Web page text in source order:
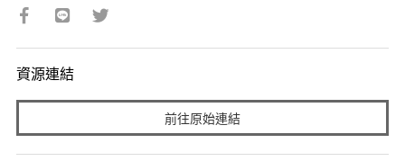
資源連結
前往原始連結